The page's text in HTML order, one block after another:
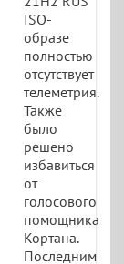
ISO-
образе
полностью
отсутствует
телеметрия.
Также
было
решено
избавиться
от
голосового
помощника
Кортана.
Последним